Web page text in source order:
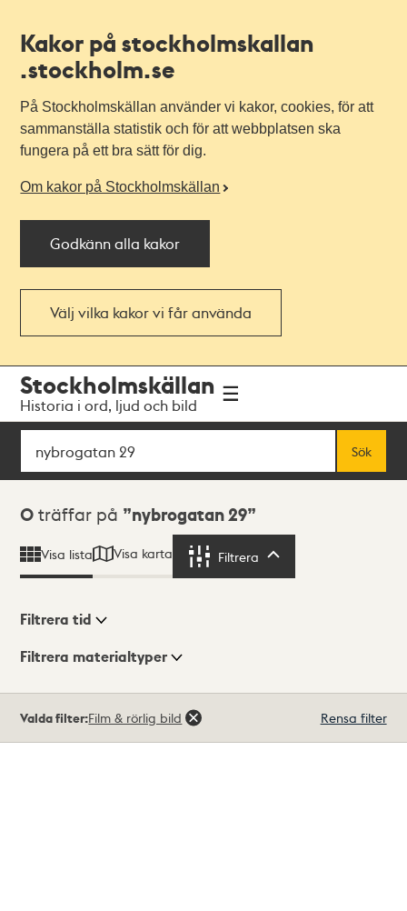
Kakor på stockholmskallan
.stockholm.se
På Stockholmskällan använder vi kakor, cookies, för att
sammanställa statistik och för att webbplatsen ska
fungera på ett bra sätt för dig.
Om kakor på Stockholmskällan
Godkänn alla kakor
Välj vilka kakor vi får använda
navigationen
huvudinnehållet
Stockholmskällan
Historia i ord, ljud och bild
Sök
Sök
Sökresultat
0 träffar på nybrogatan 29
Visa lista Visa karta Filtrera
Visningsläge
Filtrera tid
Filtrera materialtyper
träffar
Valda filter:Film & rörlig bild Rensa filter